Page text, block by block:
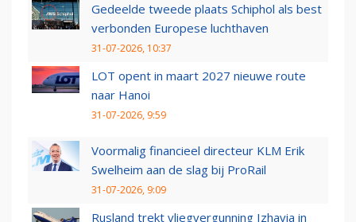
Gedeelde tweede plaats Schiphol als best
verbonden Europese luchthaven
31-07-2026, 10:37
LOT opent in maart 2027 nieuwe route
naar Hanoi
31-07-2026, 9:59
Voormalig financieel directeur KLM Erik
Swelheim aan de slag bij ProRail
31-07-2026, 9:09
Rusland trekt vliegvergunning Izhavia in